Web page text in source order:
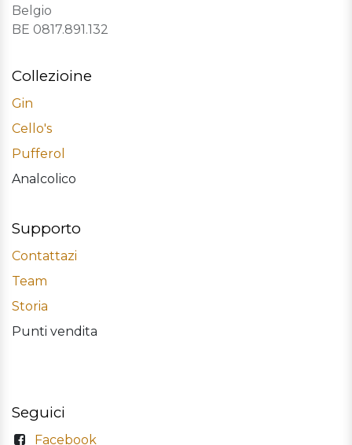
Belgio
BE 0817.891.132
Collezioine
Gin
Cello's
Pufferol
Analcolico
Supporto
Contattazi
Team
Storia
Punti vendita
Seguici
Facebook